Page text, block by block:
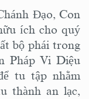
Đạo, Con
ích cho quý
bộ phái trong
Pháp Vi Diệu
tu tập nhằm
thành an lạc,